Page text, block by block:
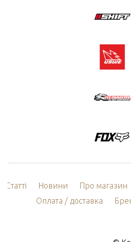
Статті Новини Про магазин
Оплата / доставка